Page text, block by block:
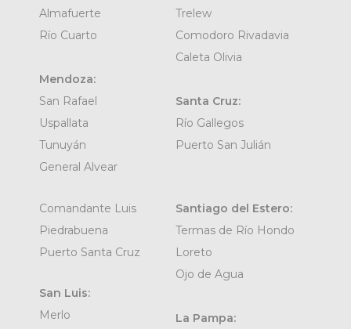
Almafuerte
Río Cuarto
Mendoza:
San Rafael
Uspallata
Tunuyán
General Alvear
Trelew
Comodoro Rivadavia
Caleta Olivia
Santa Cruz:
Río Gallegos
Puerto San Julián
Comandante Luis
Piedrabuena
Puerto Santa Cruz
San Luis:
Merlo
Santiago del Estero:
Termas de Río Hondo
Loreto
Ojo de Agua
La Pampa: